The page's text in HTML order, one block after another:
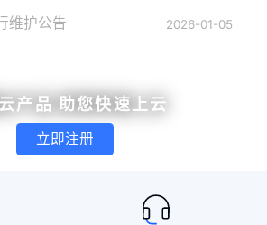
维护公告 2026-01-05
产品 助您快速上云
立即注册